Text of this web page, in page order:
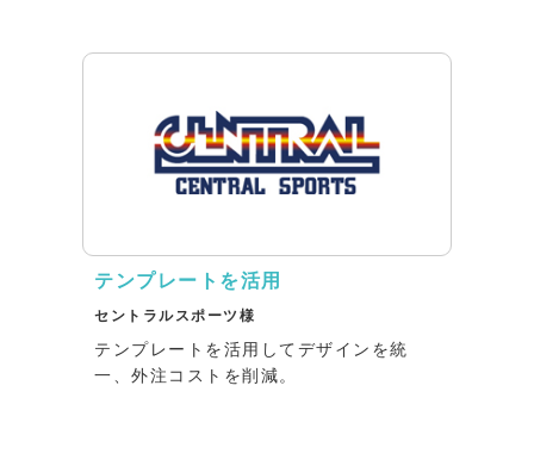
テンプレートを活用
セントラルスポーツ様
テンプレートを活用してデザインを統
一、外注コストを削減。